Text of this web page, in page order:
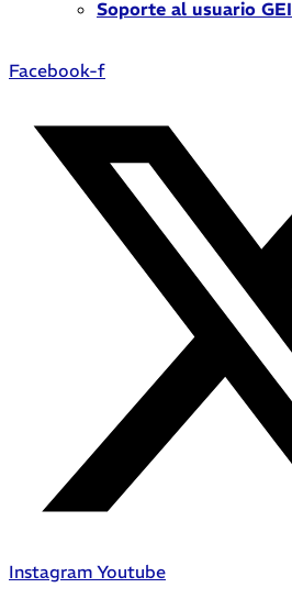
Soporte al usuario GEI
Facebook-f
Instagram Youtube